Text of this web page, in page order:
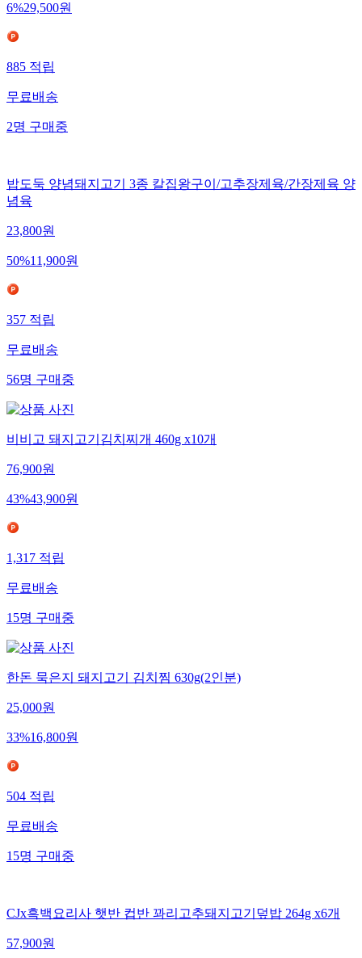
6%29,500원
885 적립
무료배송
2명 구매중
밥도둑 양념돼지고기 3종 칼집왕구이/고추장제육/간장제육 양
념육
23,800원
50%11,900원
357적립
무료배송
56명구매중
비비고 돼지고기김치찌개 460g x10개
76,900원
43%43,900원
1,317적립
무료배송
15명구매중
한돈 묵은지 돼지고기 김치찜 630g(2인분)
25,000원
33%16,800원
504적립
무료배송
15명구매중
CJx흑백요리사 햇반 컵반 꽈리고추돼지고기덮밥 264g x6개
57,900원